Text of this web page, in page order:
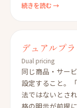
続きを読む →
デュアルプ
Dual pricing
同じ商品・サー
設定すること。
法ではないとさ
格の明示が前提に